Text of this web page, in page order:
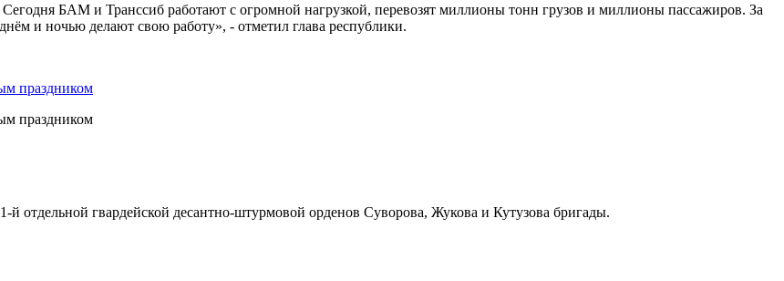
БАМ и Транссиб работают с огромной нагрузкой, перевозят миллионы тонн грузов и миллионы пассажиров. За
и ночью делают свою работу», - отметил глава республики.
праздником
праздником
отдельной гвардейской десантно-штурмовой орденов Суворова, Жукова и Кутузова бригады.